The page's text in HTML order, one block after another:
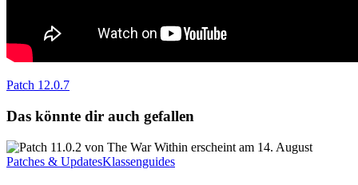
Patch 12.0.7
Das könnte dir auch gefallen
Patches & UpdatesKlassenguides